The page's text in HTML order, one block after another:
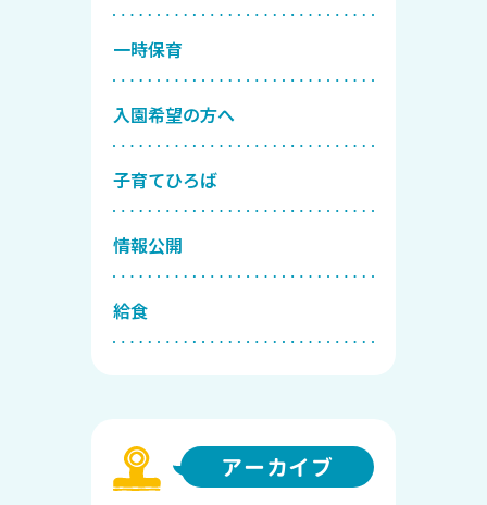
一時保育
入園希望の方へ
子育てひろば
情報公開
給食
アーカイブ